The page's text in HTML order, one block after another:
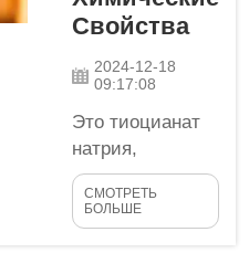
проблемы. Красители...
Свойства
2024-12-18
09:17:08
Это тиоцианат
натрия,
химическое
вещество,
название
СМОТРЕТЬ
БОЛЬШЕ